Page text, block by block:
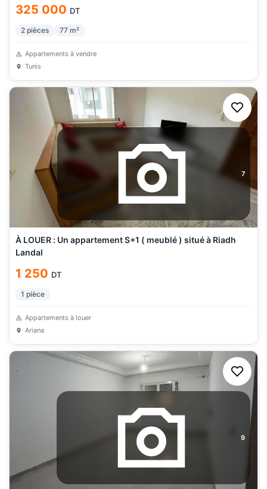
325 000 DT
2 pièces 77 m²
Appartements à vendre
Tunis
7
À LOUER : Un appartement S+1 ( meublé ) situé à Riadh
Landal
1 250 DT
1 pièce
Appartements à louer
Ariana
9